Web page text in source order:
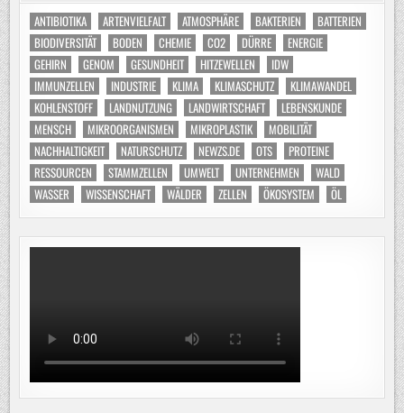
ANTIBIOTIKA ARTENVIELFALT ATMOSPHÄRE BAKTERIEN
BATTERIEN
BIODIVERSITÄT
BODEN CHEMIE CO2 DÜRRE
ENERGIE
GEHIRN
GENOM GESUNDHEIT HITZEWELLEN
IDW
IMMUNZELLEN
INDUSTRIE KLIMA KLIMASCHUTZ
KLIMAWANDEL
KOHLENSTOFF
LANDNUTZUNG LANDWIRTSCHAFT
LEBENSKUNDE
MENSCH
MIKROORGANISMEN MIKROPLASTIK
MOBILITÄT
NACHHALTIGKEIT
NATURSCHUTZ NEWZS.DE OTS
PROTEINE
RESSOURCEN
STAMMZELLEN UMWELT UNTERNEHMEN
WALD
WASSER
WISSENSCHAFT WÄLDER ZELLEN ÖKOSYSTEM ÖL